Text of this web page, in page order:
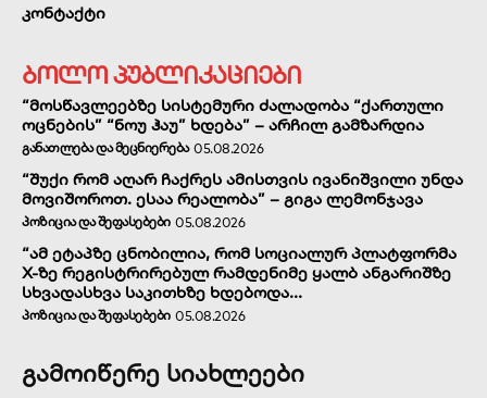
კონტაქტი
ბოლო პუბლიკაციები
“მოსწავლეებზე სისტემური ძალადობა “ქართული
ოცნების” “ნოუ ჰაუ” ხდება” – არჩილ გამზარდია
ᲒᲐᲜᲐᲗᲚᲔᲑᲐ ᲓᲐ ᲛᲔᲪᲜᲘᲔᲠᲔᲑᲐ 05.08.2026
“შუქი რომ აღარ ჩაქრეს ამისთვის ივანიშვილი უნდა
მოვიშოროთ. ესაა რეალობა” – გიგა ლემონჯავა
ᲞᲝᲖᲘᲪᲘᲐ ᲓᲐ ᲨᲔᲤᲐᲡᲔᲑᲔᲑᲘ 05.08.2026
“ამ ეტაპზე ცნობილია, რომ სოციალურ პლატფორმა
X-ზე რეგისტრირებულ რამდენიმე ყალბ ანგარიშზე
სხვადასხვა საკითხზე ხდებოდა...
ᲞᲝᲖᲘᲪᲘᲐ ᲓᲐ ᲨᲔᲤᲐᲡᲔᲑᲔᲑᲘ 05.08.2026
გამოიწერე სიახლეები